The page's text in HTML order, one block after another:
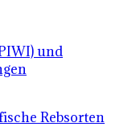
und
Rebsorten